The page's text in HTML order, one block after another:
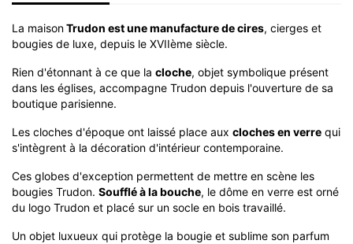
La maisonTrudon est une manufacture de cires, cierges et
bougies de luxe, depuis le XVIIème siècle.
Rien d'étonnant à ce que la cloche, objet symbolique présent
dans les églises, accompagne Trudon depuis l'ouverture de sa
boutique parisienne.
Les cloches d'époque ont laissé place aux cloches en verre qui
s'intègrent à la décoration d'intérieur contemporaine.
Ces globes d'exception permettent de mettre en scène les
bougies Trudon. Soufflé à la bouche, le dôme en verre est orné
du logo Trudon et placé sur un socle en bois travaillé.
Un objet luxueux qui protège la bougie et sublime son parfum